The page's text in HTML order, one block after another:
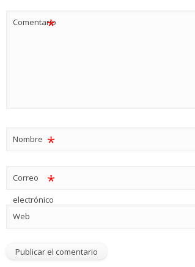
Comentario
*
Nombre *
Correo
electrónico
*
Web